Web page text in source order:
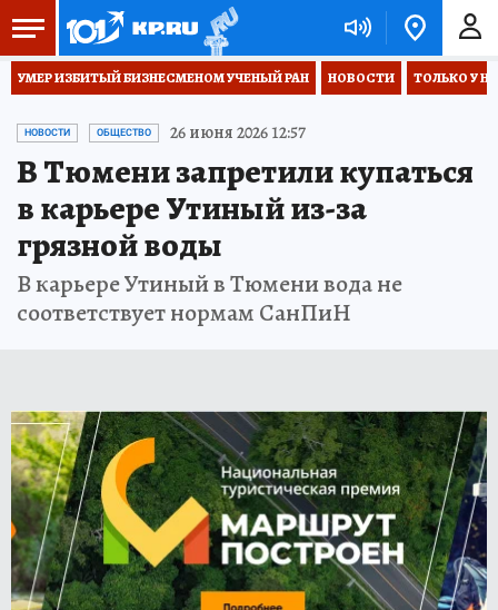
УМЕР ИЗБИТЫЙ БИЗНЕСМЕНОМ УЧЕНЫЙ РАН НОВОСТИ ТОЛЬКО У
НОВОСТИ ОБЩЕСТВО 26 июня 2026 12:57
В Тюмени запретили купаться
в карьере Утиный из-за
грязной воды
В карьере Утиный в Тюмени вода не
соответствует нормам СанПиН